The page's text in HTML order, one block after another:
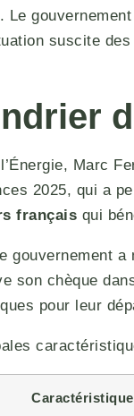
suscite
Marc
2025, qui a
français qui
gouvernement
son chèque
pour leur
Caractéristique